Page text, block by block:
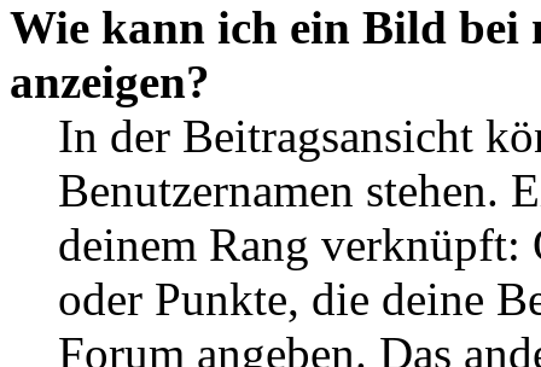
Wie kann ich ein Bild bei
anzeigen?
In der Beitragsansicht
Benutzernamen stehen.
deinem Rang verknüpft:
oder Punkte, die deine
Forum angeben. Das